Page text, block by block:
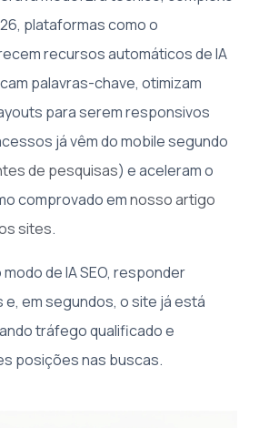
plataformas como o
recursos automáticos de IA
palavras-chave, otimizam
para serem responsivos
já vêm do mobile segundo
de pesquisas) e aceleram o
comprovado emnosso artigo
sites.
de IA SEO, responder
em segundos, o site já está
tráfego qualificado e
posições nas buscas.